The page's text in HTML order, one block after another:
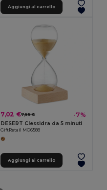
Aggiungi al carrello
7,02 €7,55 € -7%
DESERT Clessidra da 5 minuti
GiftRetail MO6588
Aggiungi al carrello